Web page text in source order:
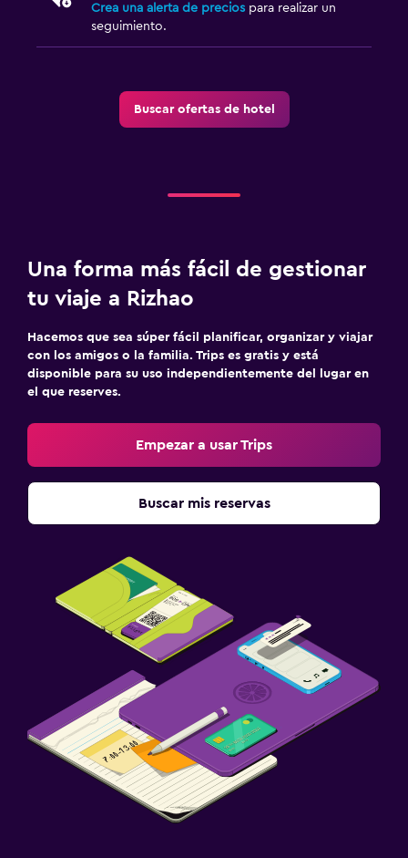
Crea una alerta de precios para realizar un
seguimiento.
Buscar ofertas de hotel
Una forma más fácil de gestionar
tu viaje a Rizhao
Hacemos que sea súper fácil planificar, organizar y viajar
con los amigos o la familia. Trips es gratis y está
disponible para su uso independientemente del lugar en
el que reserves.
Empezar a usar Trips
Buscar mis reservas